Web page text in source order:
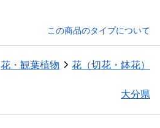
この商品のタイプについて
花・観葉植物 花（切花・鉢花）
大分県